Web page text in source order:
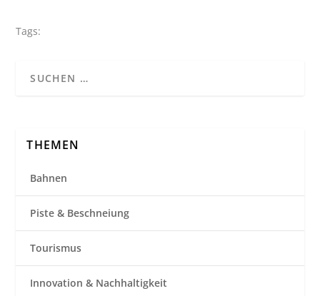
Tags:
THEMEN
Bahnen
Piste & Beschneiung
Tourismus
Innovation & Nachhaltigkeit